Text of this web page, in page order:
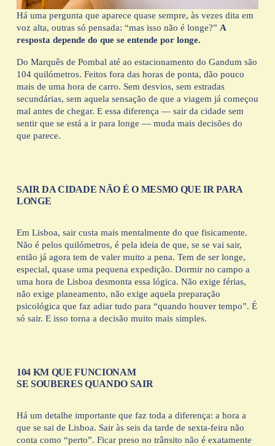
e
t
o
Há uma pergunta que aparece quase sempre, às vezes dita em
voz alta, outras só pensada: “mas isso não é longe?” A
resposta depende do que se entende por longe.
Do Marquês de Pombal até ao estacionamento do Gandum são
104 quilómetros. Feitos fora das horas de ponta, dão pouco
mais de uma hora de carro. Sem desvios, sem estradas
secundárias, sem aquela sensação de que a viagem já começou
mal antes de chegar. E essa diferença — sair da cidade sem
sentir que se está a ir para longe — muda mais decisões do
que parece.
SAIR DA CIDADE NÃO É O MESMO QUE IR PARA
LONGE
Em Lisboa, sair custa mais mentalmente do que fisicamente.
Não é pelos quilómetros, é pela ideia de que, se se vai sair,
então já agora tem de valer muito a pena. Tem de ser longe,
especial, quase uma pequena expedição. Dormir no campo a
uma hora de Lisboa desmonta essa lógica. Não exige férias,
não exige planeamento, não exige aquela preparação
psicológica que faz adiar tudo para “quando houver tempo”. É
só sair. E isso torna a decisão muito mais simples.
104 KM QUE FUNCIONAM
SE SOUBERES QUANDO SAIR
Há um detalhe importante que faz toda a diferença: a hora a
que se sai de Lisboa. Sair às seis da tarde de sexta-feira não
conta como “perto”. Ficar preso no trânsito não é exatamente